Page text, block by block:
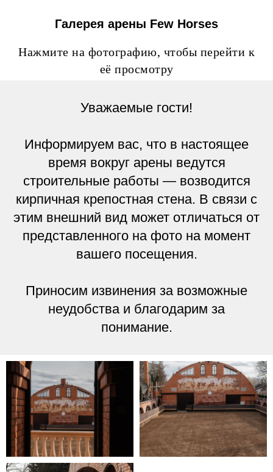
Галерея арены Few Horses
Нажмите на фотографию, чтобы перейти к
её просмотру
Уважаемые гости!
Информируем вас, что в настоящее
время вокруг арены ведутся
строительные работы — возводится
кирпичная крепостная стена. В связи с
этим внешний вид может отличаться от
представленного на фото на момент
вашего посещения.
Приносим извинения за возможные
неудобства и благодарим за
понимание.